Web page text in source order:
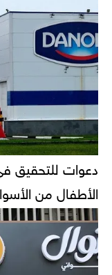
دعوات للتحقيق
الأطفال من